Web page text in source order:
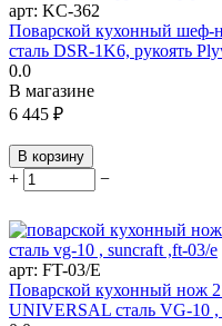
арт: KC-362
Поварской кухонный шеф-
сталь DSR-1K6, рукоять
0.0
В магазине
6 445 ₽
В корзину
+ −
арт: FT-03/E
Поварской кухонный нож
UNIVERSAL сталь VG-10